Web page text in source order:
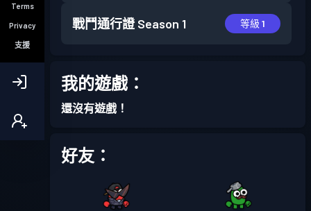
Terms
Privacy
支援
戰鬥通行證 Season 1 等級 1
我的遊戲：
還沒有遊戲！
好友：